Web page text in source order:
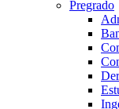
Pregrado